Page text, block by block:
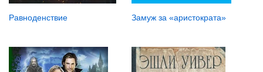
Равноденствие Замуж за «аристократа»